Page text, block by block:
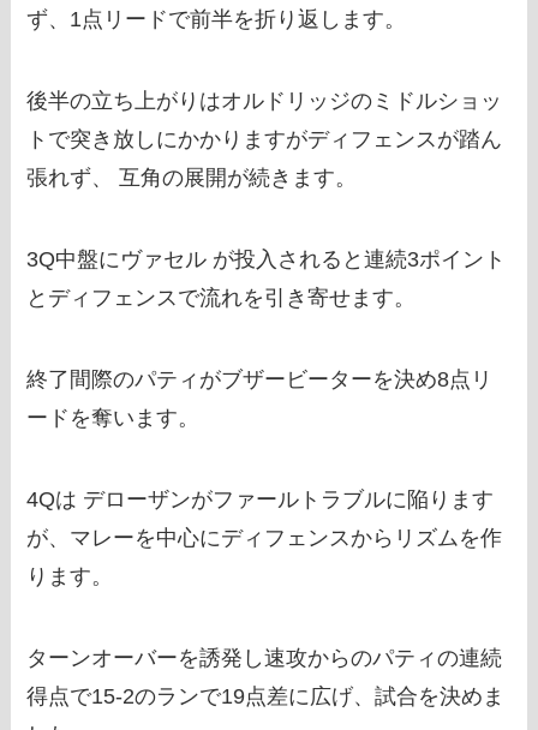
ず、1点リードで前半を折り返します。
後半の立ち上がりはオルドリッジのミドルショッ
トで突き放しにかかりますがディフェンスが踏ん
張れず、 互角の展開が続きます。
3Q中盤にヴァセル が投入されると連続3ポイント
とディフェンスで流れを引き寄せます。
終了間際のパティがブザービーターを決め8点リ
ードを奪います。
4Qは デローザンがファールトラブルに陥ります
が、マレーを中心にディフェンスからリズムを作
ります。
ターンオーバーを誘発し速攻からのパティの連続
得点で15-2のランで19点差に広げ、試合を決めま